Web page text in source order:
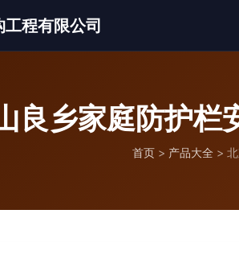
程有限公司
良乡家庭防护栏
首页 > 产品大全 >